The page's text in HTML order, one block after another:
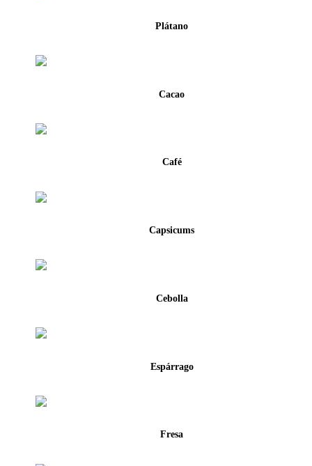
Plátano
Cacao
Café
Capsicums
Cebolla
Espárrago
Fresa